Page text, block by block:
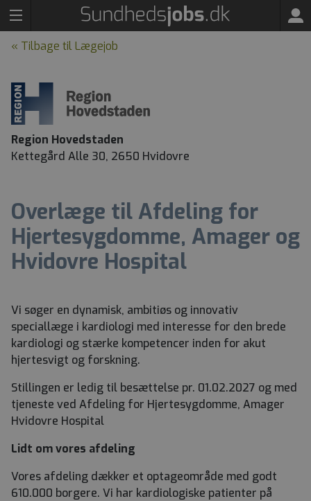
« Tilbage til Lægejob
Region Hovedstaden
Kettegård Alle 30, 2650 Hvidovre
Overlæge til Afdeling for
Hjertesygdomme, Amager og
Hvidovre Hospital
Vi søger en dynamisk, ambitiøs og innovativ
speciallæge i kardiologi med interesse for den brede
kardiologi og stærke kompetencer inden for akut
hjertesvigt og forskning.
Stillingen er ledig til besættelse pr. 01.02.2027 og med
tjeneste ved Afdeling for Hjertesygdomme, Amager
Hvidovre Hospital
Lidt om vores afdeling
Vores afdeling dækker et optageområde med godt
610.000 borgere. Vi har kardiologiske patienter på